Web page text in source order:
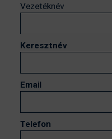
Vezetéknév
Keresztnév
Email
Telefon